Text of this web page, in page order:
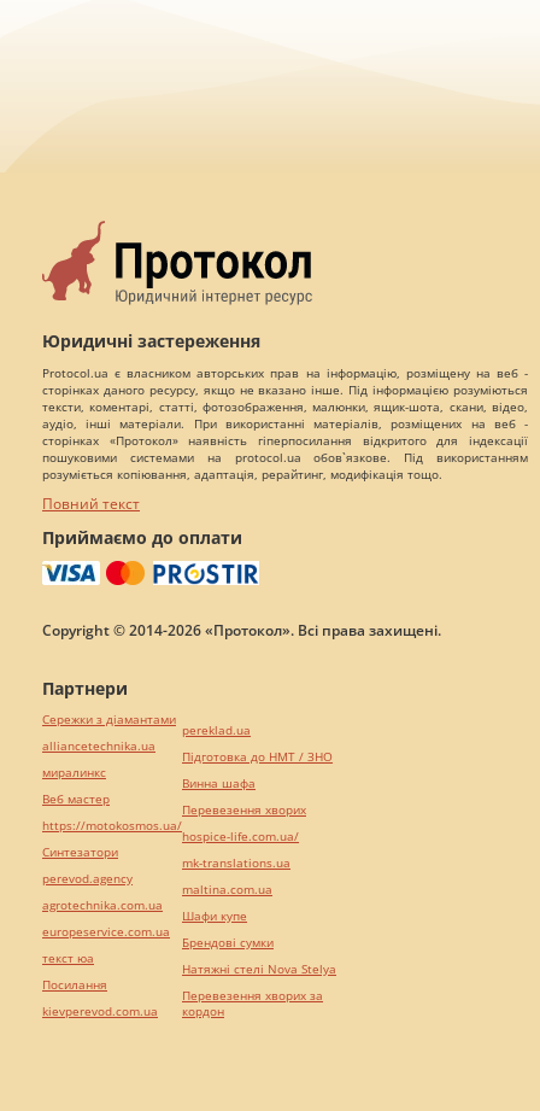
Юридичні застереження
Protocol.ua є власником авторських прав на інформацію, розміщену на веб -
сторінках даного ресурсу, якщо не вказано інше. Під інформацією розуміються
тексти, коментарі, статті, фотозображення, малюнки, ящик-шота, скани, відео,
аудіо, інші матеріали. При використанні матеріалів, розміщених на веб -
сторінках «Протокол» наявність гіперпосилання відкритого для індексації
пошуковими системами на protocol.ua обов`язкове. Під використанням
розуміється копіювання, адаптація, рерайтинг, модифікація тощо.
Повний текст
Приймаємо до оплати
Copyright © 2014-2026 «Протокол». Всі права захищені.
Партнери
Сережки з діамантами
alliancetechnika.ua
миралинкс
Веб мастер
https://motokosmos.ua/
Синтезатори
perevod.agency
agrotechnika.com.ua
europeservice.com.ua
текст юа
Посилання
kievperevod.com.ua
pereklad.ua
Підготовка до НМТ / ЗНО
Винна шафа
Перевезення хворих
hospice-life.com.ua/
mk-translations.ua
maltina.com.ua
Шафи купе
Брендові сумки
Натяжні стелі Nova Stelya
Перевезення хворих за
кордон